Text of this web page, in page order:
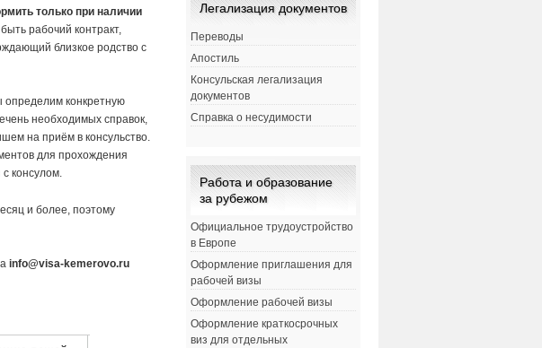
только при наличии
рабочий контракт,
близкое родство с
определим конкретную
необходимых справок,
на приём в консульство.
для прохождения
консулом.
и более, поэтому
info@visa-kemerovo.ru
Легализация документов
Переводы
Апостиль
Консульская легализация
документов
Справка о несудимости
Работа и образование
за рубежом
Официальное трудоустройство
в Европе
Оформление приглашения для
рабочей визы
Оформление рабочей визы
Оформление краткосрочных
виз для отдельных